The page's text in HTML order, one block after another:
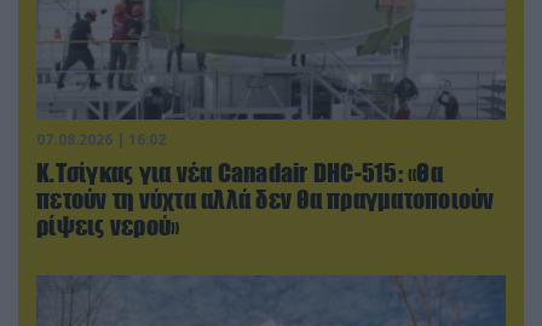
07.08.2026 | 16:02
Κ.Τσίγκας για νέα Canadair DHC-515: «Θα
πετούν τη νύχτα αλλά δεν θα πραγματοποιούν
ρίψεις νερού»